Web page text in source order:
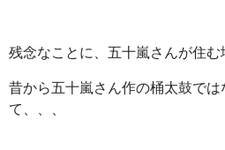
残念なことに、五十嵐さんが住
昔から五十嵐さん作の桶太鼓で
て、、、